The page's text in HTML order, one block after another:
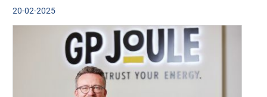
20-02-2025